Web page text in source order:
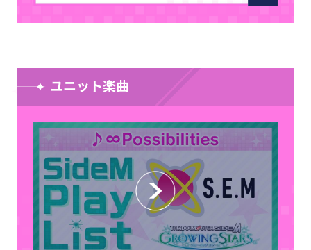
ユニット楽曲
CLOSE
CLOSE